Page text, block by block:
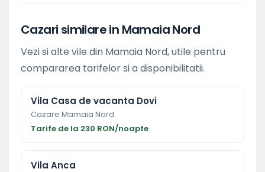
Cazari similare in Mamaia Nord
Vezi si alte vile din Mamaia Nord, utile pentru
compararea tarifelor si a disponibilitatii.
Vila Casa de vacanta Dovi
Cazare Mamaia Nord
Tarife de la 230 RON/noapte
Vila Anca